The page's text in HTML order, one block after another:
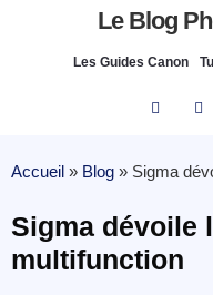
Le Blog
Les Guides Canon
Accueil » Blog » Sigma
Sigma dévoile
multifunction